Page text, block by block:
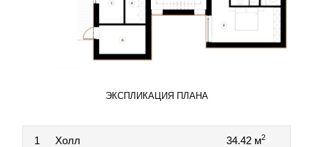
ЭКСПЛИКАЦИЯ ПЛАНА
1 Холл 34.42 м2